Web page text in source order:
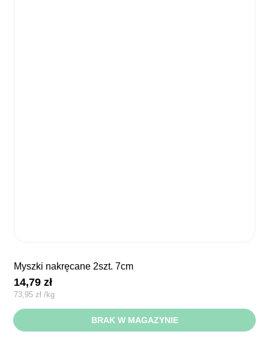
myszki nakręcane 2szt. 7cm
14,79zł
73,95 zł /kg
BRAK W MAGAZYNIE